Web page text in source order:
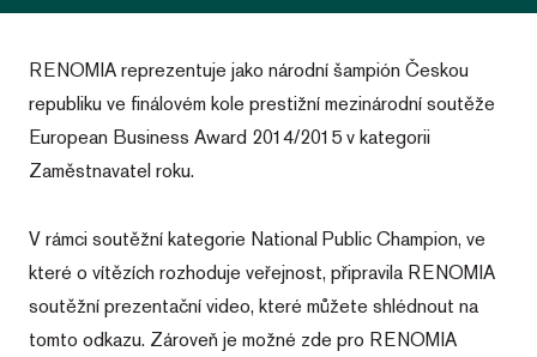
RENOMIA reprezentuje jako národní šampión Českou
republiku ve finálovém kole prestižní mezinárodní soutěže
European Business Award 2014/2015 v kategorii
Zaměstnavatel roku.
V rámci soutěžní kategorie National Public Champion, ve
které o vítězích rozhoduje veřejnost, připravila RENOMIA
soutěžní prezentační video, které můžete shlédnout na
tomto odkazu. Zároveň je možné zde pro RENOMIA